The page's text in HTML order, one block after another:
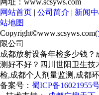
网址：www.scsyws.com
网站首页 | 公司简介 | 新闻
站地图
Copyright©www.scsyws.com(
限公司
成都放射设备年检多少钱
测好不好？四川世阳卫生
检,成都个人剂量监测,成都
备案号： 蜀ICP备16021955